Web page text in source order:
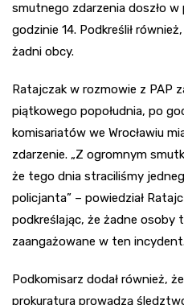
smutnego zdarzenia doszło
godzinie 14. Podkreślił
żadni obcy.
Ratajczak w rozmowie z PAP
piątkowego popołudnia, po
komisariatów we Wrocławiu
zdarzenie. „Z ogromnym
że tego dnia straciliśmy
policjanta” – powiedział
podkreślając, że żadne osoby
zaangażowane w ten
Podkomisarz dodał również,
prokuratura prowadzą